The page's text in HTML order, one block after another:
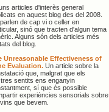
articles d'interès general
en aquest blog des del 2008.
de cap vi o celler en
sinó que tracten d'algun tema
Alguns són dels articles més
del blog.
Unreasonable Effectiveness of
Evaluation. Un article sobre la
que, malgrat que els
sentits ens enganyin
sí que és possible
experiències sensorials sobre
que bevem.